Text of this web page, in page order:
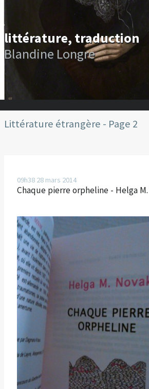
littérature, traduction
Blandine Longre
Littérature étrangère - Page 2
09h38 28 mars 2014
Chaque pierre orpheline - Helga